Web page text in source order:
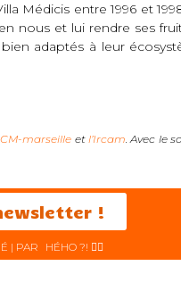
entre 1996 et
nous et lui rendre ses
adaptés à leur
marseille et l’Ircam. Avec le
!
| PAR HÉHO ?! ✌🏻